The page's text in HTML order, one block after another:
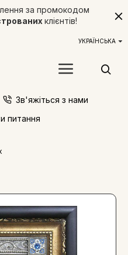
за промокодом
клієнтів!
УКРАЇНСЬКА
Зв'яжіться з нами
питання